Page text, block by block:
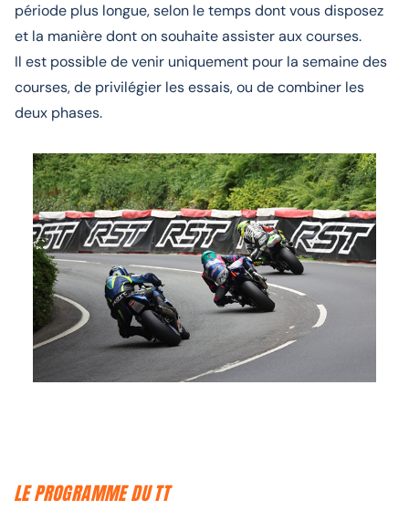
période plus longue, selon le temps dont vous disposez
et la manière dont on souhaite assister aux courses.
Il est possible de venir uniquement pour la semaine des
courses, de privilégier les essais, ou de combiner les
deux phases.
LE PROGRAMME DU TT